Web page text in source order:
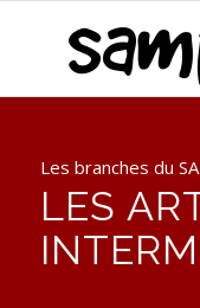
Les branches du
LES